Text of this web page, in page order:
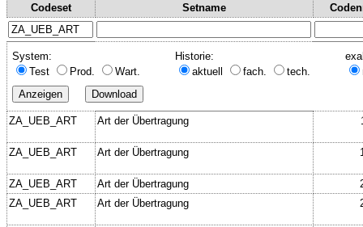
Codeset Setname
System:
Test
Prod. Wart.
Historie:
aktuell
fach. tech.
ZA_UEB_ART Art der Übertragung
ZA_UEB_ART Art der Übertragung
ZA_UEB_ART Art der Übertragung
ZA_UEB_ART
Art der Übertragung